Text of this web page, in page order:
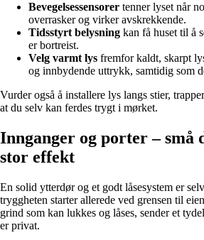
Bevegelsessensorer tenner lyset når
overrasker og virker avskrekkende.
Tidsstyrt belysning kan få huset til å
er bortreist.
Velg varmt lys fremfor kaldt, skarpt
og innbydende uttrykk, samtidig som
Vurder også å installere lys langs stier,
at du selv kan ferdes trygt i mørket.
Innganger og porter – små
stor effekt
En solid ytterdør og et godt låsesystem er
tryggheten starter allerede ved grensen til
grind som kan lukkes og låses, sender et
er privat.